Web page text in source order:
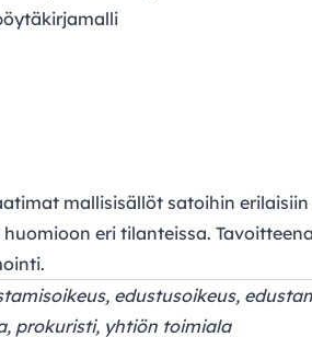
mallisisällöt satoihin
eri tilanteissa.
edustusoikeus,
prokuristi, yhtiön toimiala